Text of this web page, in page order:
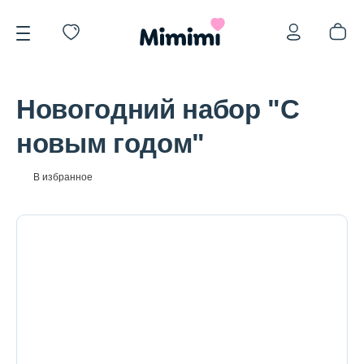
*OVERSTOCK -30%
Новогодний набор "С
новым годом"
В избранное